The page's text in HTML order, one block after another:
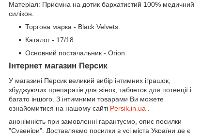
Матеріал: Приємна на дотик бархатистий 100% медичний
силікон.
Торгова марка - Black Velvets.
Каталог - 17/18.
Основний постачальник - Orion.
Інтернет магазин Персик
У магазині Персик великий вибір інтимних іграшок,
збуджуючих препаратів для жінок, таблеток для потенції і
багато іншого. З інтимними товарами Ви можете
ознайомитися на нашому сайті Persik.in.ua
анонімність при замовленні гарантуємо, опис посилки
"Сувеніри". Доставляємо посилки в усі міста України де є